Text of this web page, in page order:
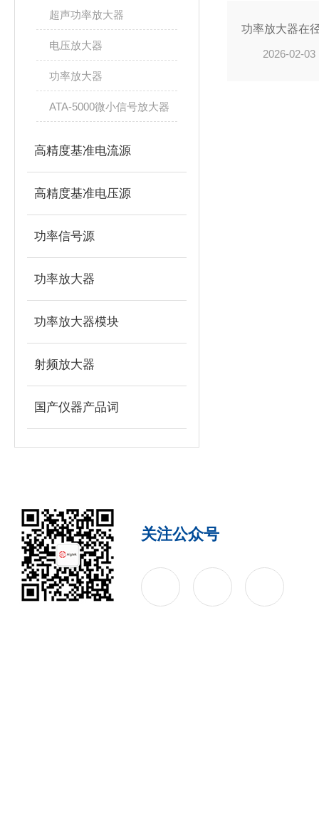
超声功率放大器
电压放大器
功率放大器
ATA-5000微小信号放大器
高精度基准电流源
高精度基准电压源
功率信号源
功率放大器
功率放大器模块
射频放大器
国产仪器产品词
功率放大器在
2026-02-03
关注公众号